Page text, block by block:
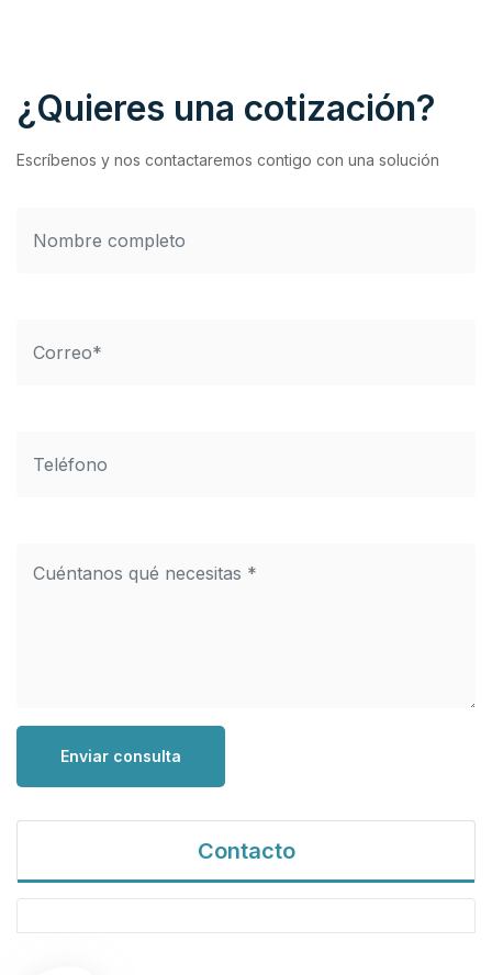
¿Quieres una cotización?
Escríbenos y nos contactaremos contigo con una solución
Enviar consulta
Contacto